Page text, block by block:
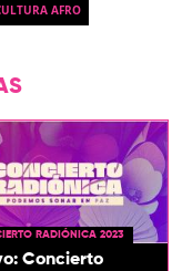
AFRO
RADIÓNICA 2023
Concierto